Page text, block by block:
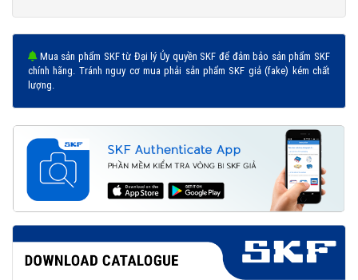
Mua sản phẩm SKF từ Đại lý Ủy quyền SKF để đảm bảo sản phẩm SKF
chính hãng. Tránh nguy cơ mua phải sản phẩm SKF giả (fake) kém chất
lượng.